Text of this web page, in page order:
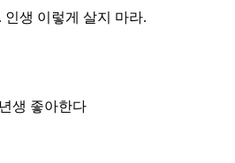
생 이렇게 살지 마라.
생 좋아한다